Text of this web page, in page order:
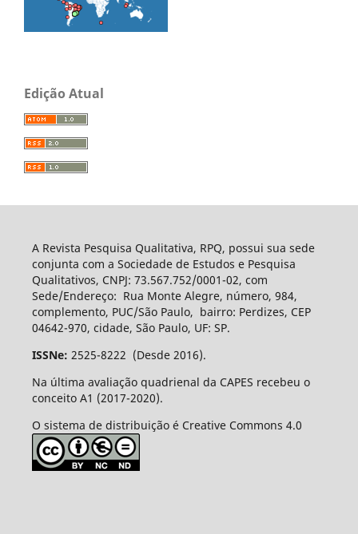
Edição Atual
A Revista Pesquisa Qualitativa, RPQ, possui sua sede
conjunta com a Sociedade de Estudos e Pesquisa
Qualitativos, CNPJ: 73.567.752/0001-02, com
Sede/Endereço: Rua Monte Alegre, número, 984,
complemento, PUC/São Paulo, bairro: Perdizes, CEP
04642-970, cidade, São Paulo, UF: SP.
ISSNe: 2525-8222 (Desde 2016).
Na última avaliação quadrienal da CAPES recebeu o
conceito A1 (2017-2020).
O sistema de distribuição é Creative Commons 4.0